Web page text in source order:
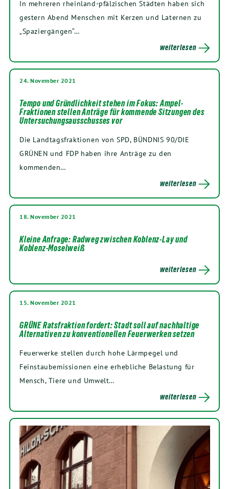
In mehreren rheinland-pfälzischen Städten haben sich
gestern Abend Menschen mit Kerzen und Laternen zu
„Spaziergängen“…
weiterlesen
24. November 2021
Tempo und Gründlichkeit stehen im Fokus: Ampel-
Fraktionen stellen Anträge für kommende Sitzungen des
Untersuchungsausschusses vor
Die Landtagsfraktionen von SPD, BÜNDNIS 90/DIE
GRÜNEN und FDP haben ihre Anträge zu den
kommenden…
weiterlesen
18. November 2021
Kleine Anfrage: Radweg zwischen Koblenz-Lay und
Koblenz-Moselweiß
weiterlesen
15. November 2021
GRÜNE Ratsfraktion fordert: Stadt soll auf nachhaltige
Alternativen zu konventionellen Feuerwerken setzen
Feuerwerke stellen durch hohe Lärmpegel und
Feinstaubemissionen eine erhebliche Belastung für
Mensch, Tiere und Umwelt…
weiterlesen